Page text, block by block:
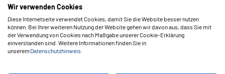
Copyright © 2026 Vipal Rubber
Wir verwenden Cookies
Diese Internetseite verwendet Cookies, damit Sie die Website besser nutzen
können. Bei Ihrer weiteren Nutzung der Website gehen wir davon aus, dass Sie mit
der Verwendung von Cookies nach Maßgabe unserer Cookie-Erklärung
einverstanden sind. Weitere Informationen finden Sie in
unserem Datenschutzhinweis